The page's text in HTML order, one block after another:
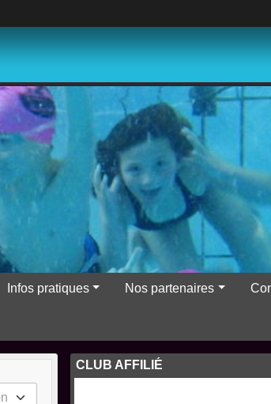
Infos pratiques Nos partenaires
CLUB AFFILIÉ